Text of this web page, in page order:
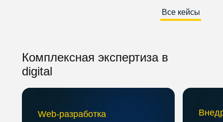
Все кейсы
Комплексная экспертиза в
digital
Web-разработка